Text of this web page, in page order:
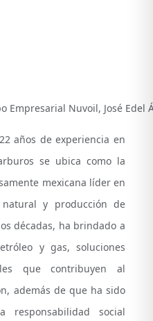
Empresarial Nuvoil, José
años de experiencia en
se ubica como la
mexicana líder en
y producción de
décadas, ha brindado a
y gas, soluciones
que contribuyen al
además de que ha sido
social